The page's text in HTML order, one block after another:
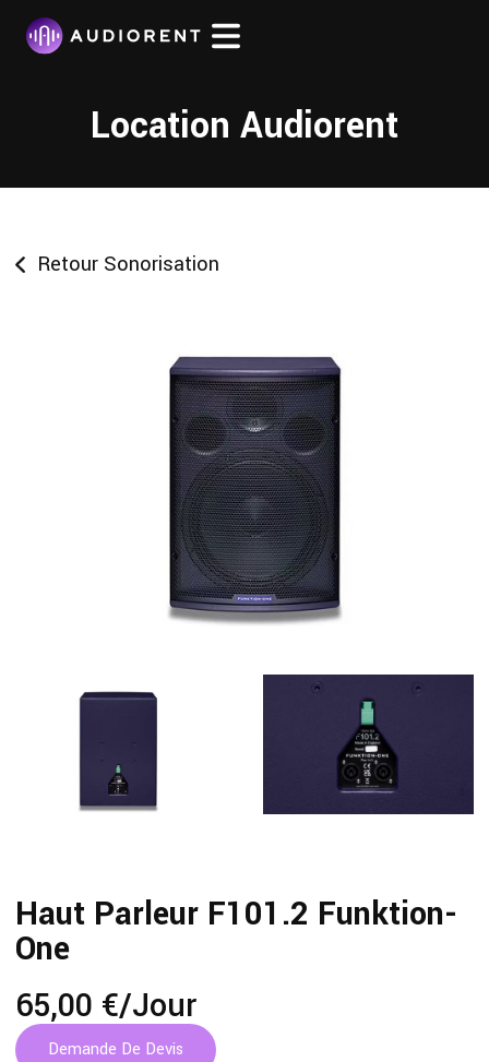
Location Audiorent
Retour Sonorisation
Haut Parleur F101.2 Funktion-
One
65,00 €/jour
Demande De Devis